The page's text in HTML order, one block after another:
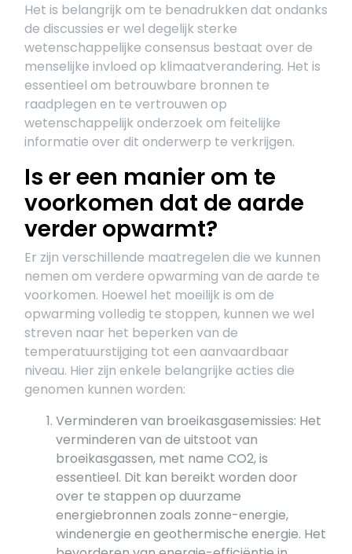
Het is belangrijk om te benadrukken dat ondanks
de discussies er wel degelijk sterke
wetenschappelijke consensus bestaat over de
menselijke invloed op klimaatverandering. Het is
essentieel om betrouwbare bronnen te
raadplegen en te vertrouwen op
wetenschappelijk onderzoek om feitelijke
informatie over dit onderwerp te verkrijgen.
Is er een manier om te
voorkomen dat de aarde
verder opwarmt?
Er zijn verschillende maatregelen die we kunnen
nemen om verdere opwarming van de aarde te
voorkomen. Hoewel het moeilijk is om de
opwarming volledig te stoppen, kunnen we wel
streven naar het beperken van de
temperatuurstijging tot een aanvaardbaar
niveau. Hier zijn enkele belangrijke acties die
genomen kunnen worden:
Verminderen van broeikasgasemissies: Het
verminderen van de uitstoot van
broeikasgassen, met name CO2, is
essentieel. Dit kan bereikt worden door
over te stappen op duurzame
energiebronnen zoals zonne-energie,
windenergie en geothermische energie. Het